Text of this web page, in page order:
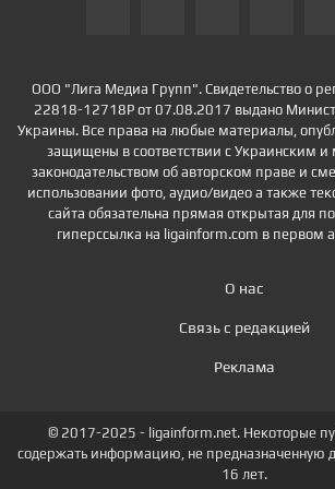
ООО "Лига Медиа Групп". Свидетельство о
22818-12718Р от 07.08.2017 выдано
Украины. Все права на любые материалы,
защищены в соответствии с Украинским
законодательством об авторском праве и
использовании фото, аудио/видео а также
сайта обязательна прямая открытая для
гиперссылка на ligainform.com в первом
О нас
Связь с редакцией
Реклама
© 2017-2025 - ligainform.net. Некоторые
содержать информацию, не предназначенную
16 лет.